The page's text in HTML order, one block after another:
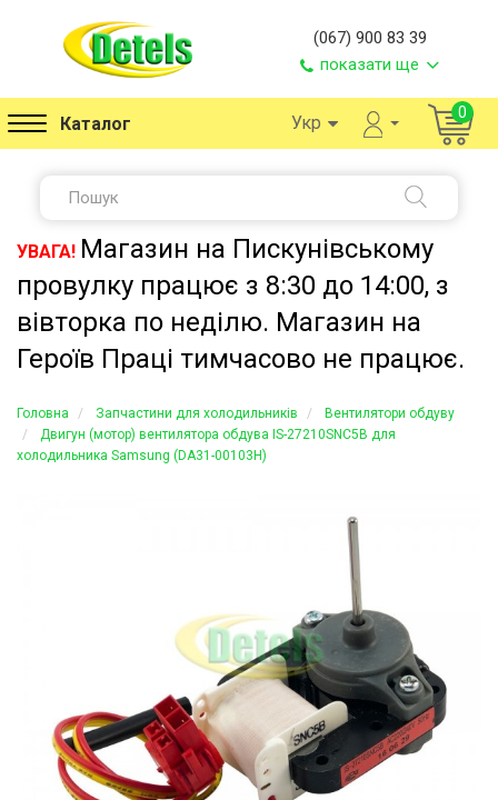
(067) 900 83 39
показати ще
Каталог Укр 0
УВАГА! Магазин на Пискунівському
провулку працює з 8:30 до 14:00, з
вівторка по неділю. Магазин на
Героїв Праці тимчасово не працює.
Головна Запчастини для холодильників
Вентилятори обдуву
Двигун (мотор) вентилятора обдува IS-27210SNC5B для
холодильника Samsung (DA31-00103H)